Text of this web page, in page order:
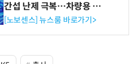
간섭 난제 극복…차량용 전
류 감지 증폭기
[노보센스] 뉴스룸 바로가기>